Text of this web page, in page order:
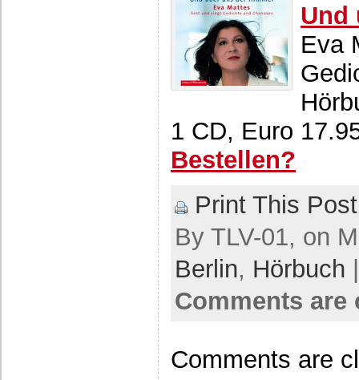
Und
Eva
1 CD, Euro
Bestellen?
Print This Post
By TLV-01, on
Berlin, Hörbuch
Comments are
Comments are